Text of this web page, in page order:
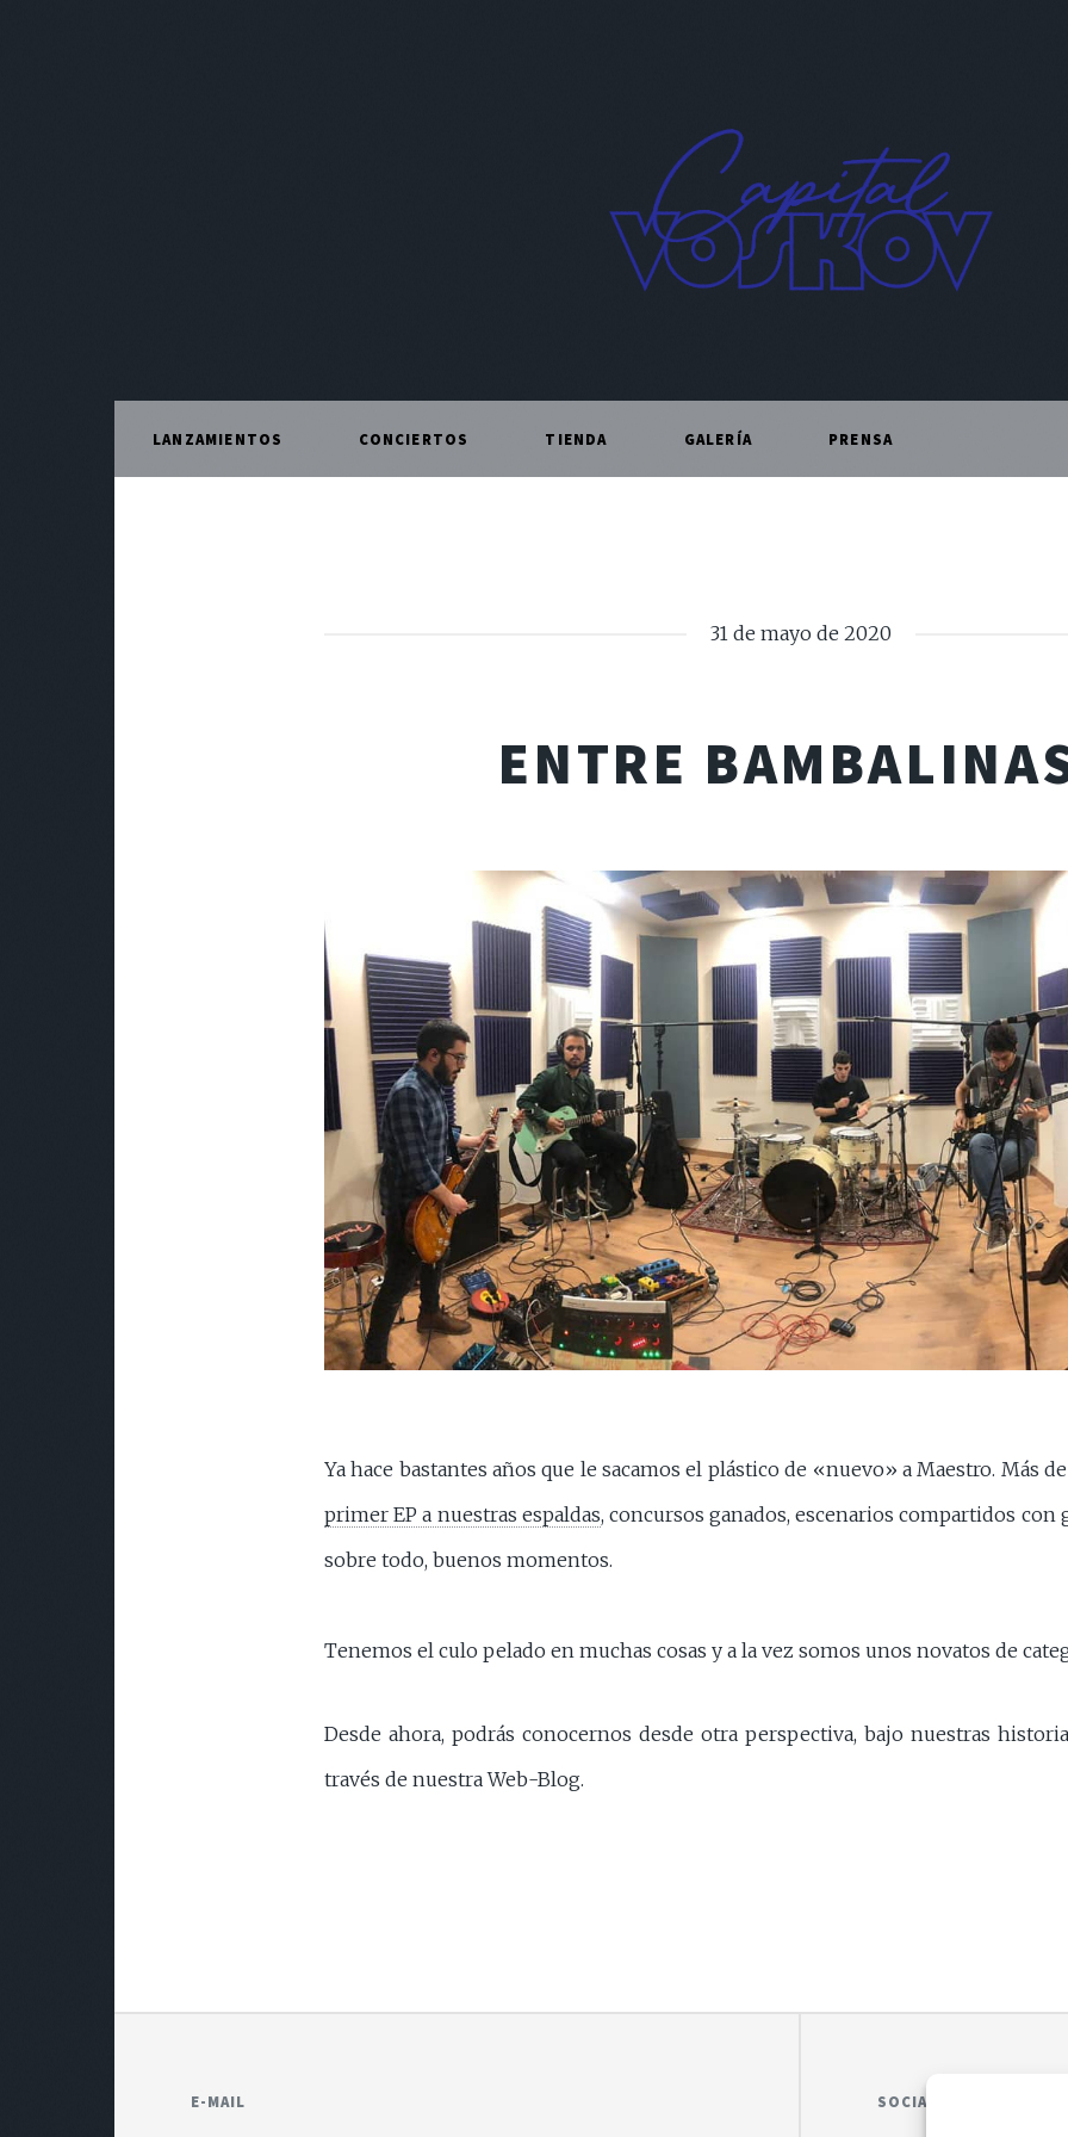
LANZAMIENTOS CONCIERTOS TIENDA GALERÍA PRENSA
31 de mayo de 2020
ENTRE
Ya hace bastantes años que le sacamos el plástico de «nuevo» a Maestro. Más
primer EP a nuestras espaldas, concursos ganados, escenarios compartidos
sobre todo, buenos momentos.
Tenemos el culo pelado en muchas cosas y a la vez somos unos novatos de
Desde ahora, podrás conocernos desde otra perspectiva, bajo nuestras
través de nuestra Web-Blog.
E-MAIL SOCIAL